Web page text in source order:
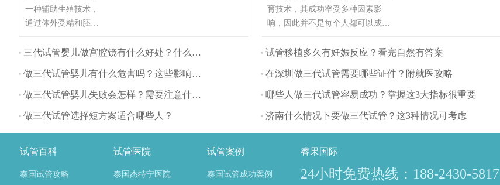
一种辅助生殖技术，
通过体外受精和胚胎
不育夫妇生育。与自
管婴儿对身体的影响
主要体现在以下几个
三代试管婴儿做宫腔镜有什么好处？什么时间做最好？
做三代试管婴儿有什么危害吗？这些影响要注意
做三代试管婴儿失败会怎样？需要注意什么？
做三代试管选择短方案适合哪些人？
育技术，其成功率受多种因素影
响，因此并不是每个人都可以成
也有可能有些人做试管婴儿不能成
要因素有哪些呢？（如果还想了解
更多的试管婴儿流程、费用、成功
问，解决相关问题）
试管移植多久有妊娠反应？看完自然有答案
在深圳做三代试管需要哪些证件？附就医攻略
哪些人做三代试管容易成功？掌握这3大指标很重要
济南什么情况下要做三代试管？这3种情况可考虑
试管百科 试管医院 试管案例 睿果国际
泰国试管攻略 泰国杰特宁医院 泰国试管成功案例 24小时免费热线：188-2430-5817